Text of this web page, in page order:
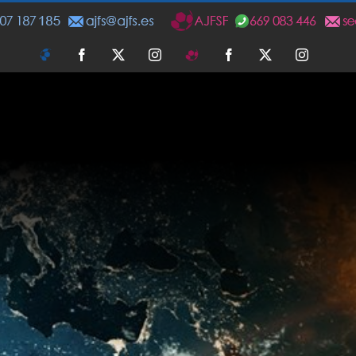
AJFS FacebookTwitterInstagram
AJFSF FacebookTwitterInstagram